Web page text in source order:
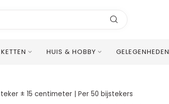
HUIS & HOBBY GELEGENHEDEN
± 15 centimeter | Per 50 bijstekers